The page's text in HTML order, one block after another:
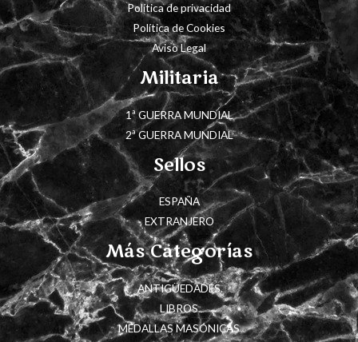
Política de privacidad
Política de Cookies
Aviso Legal
Militaria
1ª GUERRA MUNDIAL
2ª GUERRA MUNDIAL
Sellos
ESPAÑA
EXTRANJERO
Más Categorías
ANTIGÜEDADES
LIBROS
MEDALLAS MASÓNICAS